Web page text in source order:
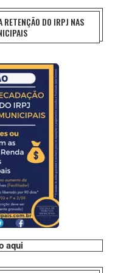
RETENÇÃO DO IRPJ NAS
aqui